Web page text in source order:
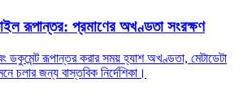
রূপান্তর: প্রমাণের অখণ্ডতা সংরক্ষণ
রূপান্তর করার সময় হ্যাশ অখণ্ডতা, মেটাডেটা
চলার জন্য বাস্তবিক নির্দেশিকা।